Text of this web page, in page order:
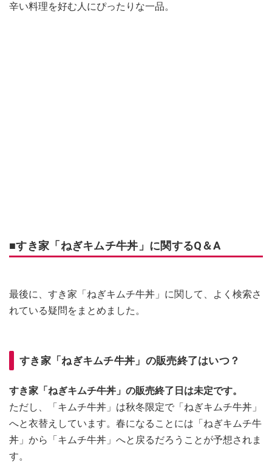
辛い料理を好む人にぴったりな一品。
■すき家「ねぎキムチ牛丼」に関するQ＆A
最後に、すき家「ねぎキムチ牛丼」に関して、よく検索さ
れている疑問をまとめました。
すき家「ねぎキムチ牛丼」の販売終了はいつ？
すき家「ねぎキムチ牛丼」の販売終了日は未定です。
ただし、「キムチ牛丼」は秋冬限定で「ねぎキムチ牛丼」
へと衣替えしています。春になることには「ねぎキムチ牛
丼」から「キムチ牛丼」へと戻るだろうことが予想されま
す。